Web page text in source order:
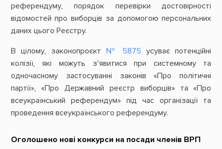
референдуму, порядок перевірки достовірності
відомостей про виборців за допомогою персональних
даних цього Реєстру.
В цілому, законопроєкт № 5875 усуває потенційні
колізії, які можуть з’явитися при системному та
одночасному застосуванні законів «Про політичні
партії», «Про Державний реєстр виборців» та «Про
всеукраїнський референдум» під час організації та
проведення всеукраїнського референдуму.
Оголошено нові конкурси на посади членів ВРП